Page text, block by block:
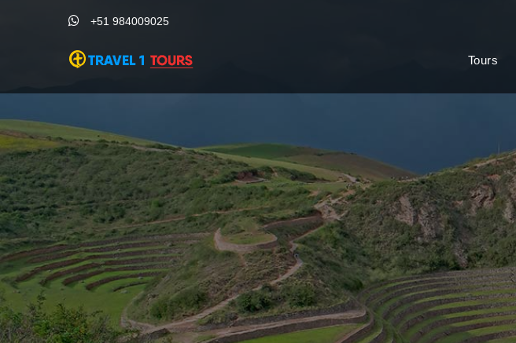
+51 984009025
Tours